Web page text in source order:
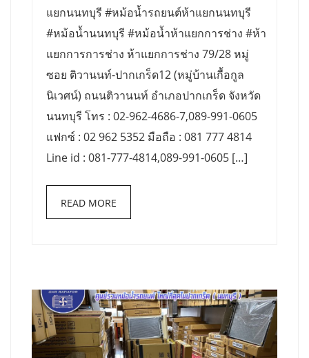
แยกนนทบุรี #หม้อน้ำรถยนต์ห้าแยกนนทบุรี
#หม้อน้ำนนทบุรี #หม้อน้ำห้าแยกการช่าง #ห้า
แยกการการช่าง ห้าแยกการช่าง 79/28 หมู่
ซอย ติวานนท์-ปากเกร็ด12 (หมู่บ้านเกื้อกูล
นิเวศน์) ถนนติวานนท์ อำเภอปากเกร็ด จังหวัด
นนทบุรี โทร : 02-962-4686-7,089-991-0605
แฟกซ์ : 02 962 5352 มือถือ : 081 777 4814
Line id : 081-777-4814,089-991-0605 […]
READ MORE